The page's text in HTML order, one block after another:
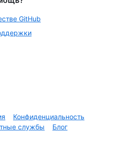
GitHub
Конфиденциальность
службы Блог